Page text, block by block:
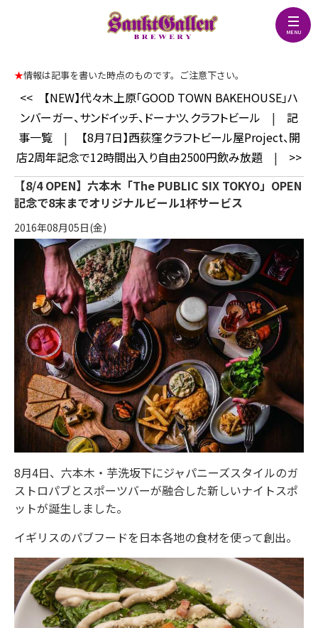
★情報は記事を書いた時点のものです。ご注意下さい。
<<
【NEW】代々木上原「GOOD TOWN BAKEHOUSE」ハ
ンバーガー、サンドイッチ、ドーナツ、クラフトビール | 記
事一覧|
【8月7日】西荻窪クラフトビール屋Project、開
店2周年記念で12時間出入り自由2500円飲み放題 | >>
【8/4 OPEN】六本木「The PUBLIC SIX TOKYO」OPEN
記念で8末までオリジナルビール1杯サービス
2016年08月05日(金)
8月4日、六本木・芋洗坂下にジャパニーズスタイルのガ
ストロパブとスポーツバーが融合した新しいナイトスポ
ットが誕生しました。
イギリスのパブフードを日本各地の食材を使って創出。